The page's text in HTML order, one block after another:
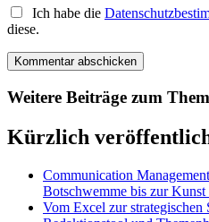
Ich habe die
diese.
Weitere Beiträge zum
Kürzlich
Communication
Botschwemme bis zur Kunst
Vom Excel zur strategischen